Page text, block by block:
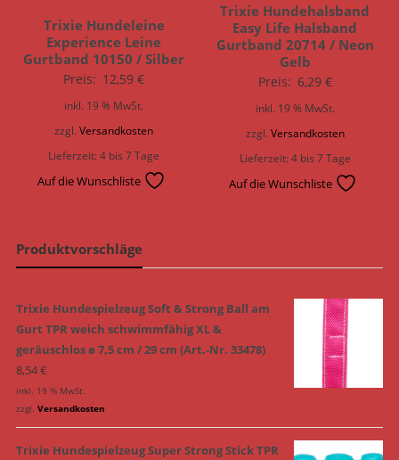
Trixie Hundeleine
Experience Leine
Gurtband 10150 / Silber
Preis: 12,59€
inkl. 19 % MwSt.
zzgl.Versandkosten
Lieferzeit:4 bis 7 Tage
Auf die Wunschliste
Trixie Hundehalsband
Easy Life Halsband
Gurtband 20714 / Neon
Gelb
Preis: 6,29 €
inkl. 19 % MwSt.
zzgl. Versandkosten
Lieferzeit:4 bis 7 Tage
Auf die Wunschliste
Produktvorschläge
Trixie Hundespielzeug Soft & Strong Ball am
Gurt TPR weich schwimmfähig XL &
geräuschlos ø 7,5 cm / 29 cm (Art.-Nr. 33478)
8,54€
inkl. 19 % MwSt.
zzgl. Versandkosten
Trixie Hundespielzeug Super Strong Stick TPR